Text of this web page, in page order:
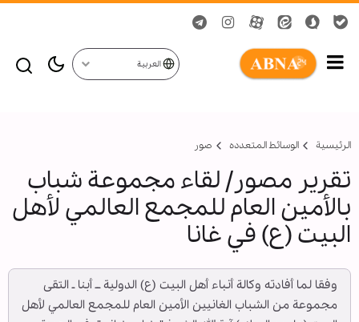
العربية
الرئيسية الوسائط المتعدده صور
تقرير مصور/ لقاء مجموعة شباب
بالأمين العام للمجمع العالمي لأهل
البيت (ع) في غانا
وفقا لما أفادته وكالة أنباء أهل البيت (ع) الدولية ــ أبنا ـ التقى
مجموعة من الشباب الغانيين الأمين العام للمجمع العالمي لأهل